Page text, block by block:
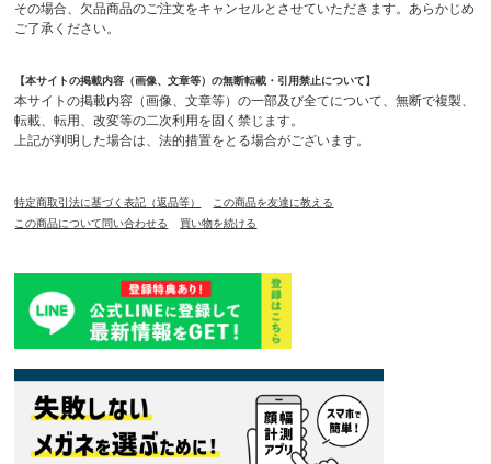
その場合、欠品商品のご注文をキャンセルとさせていただきます。あらかじめ
ご了承ください。
【本サイトの掲載内容（画像、文章等）の無断転載・引用禁止について】
本サイトの掲載内容（画像、文章等）の一部及び全てについて、無断で複製、
転載、転用、改変等の二次利用を固く禁じます。
上記が判明した場合は、法的措置をとる場合がございます。
特定商取引法に基づく表記（返品等）
この商品を友達に教える
この商品について問い合わせる
買い物を続ける